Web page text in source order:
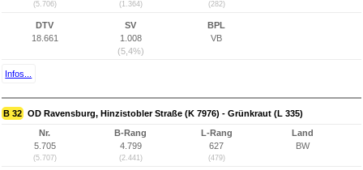
(5.706) (1.364) (282)
DTV
18.661
SV
1.008
(5,4%)
BPL
VB
Infos...
B 32 OD Ravensburg, Hinzistobler Straße (K 7976) - Grünkraut (L 335)
Nr.
5.705
(5.707)
B-Rang
4.799
(2.441)
L-Rang
627
(479)
Land
BW